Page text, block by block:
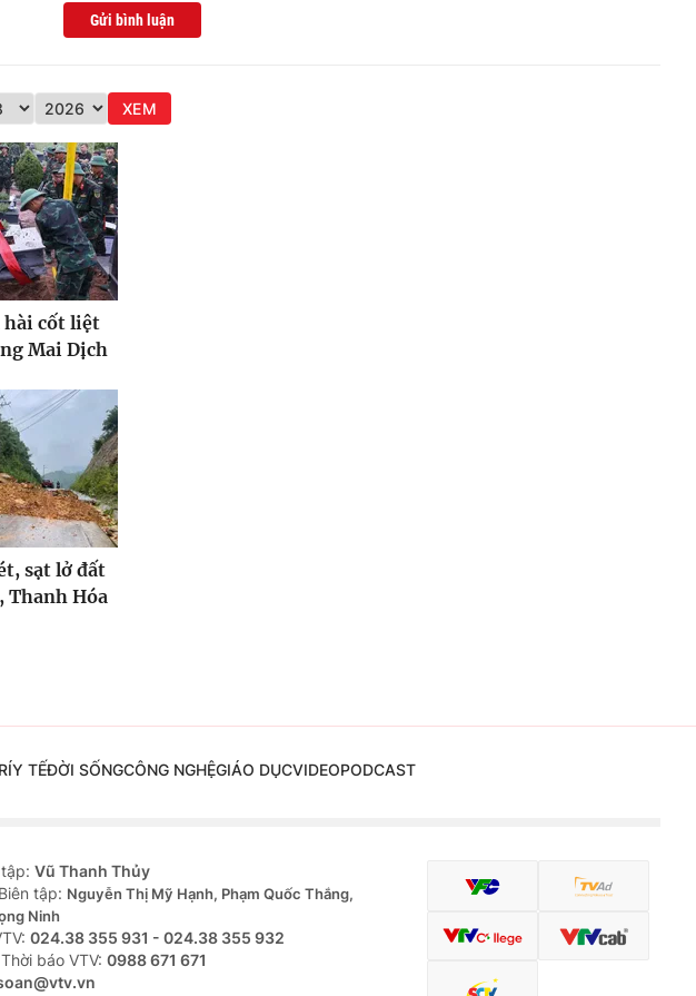
Gửi bình luận
XEM
hài cốt liệt
Mai Dịch
sạt lở đất
Thanh Hóa
Y TẾĐỜI SỐNGCÔNG NGHỆGIÁO DỤCVIDEOPODCAST
Vũ Thanh Thủy
tập: Nguyễn Thị Mỹ Hạnh, Phạm Quốc Thắng,
Ninh
024.38 355 931 - 024.38 355 932
báo VTV: 0988 671 671